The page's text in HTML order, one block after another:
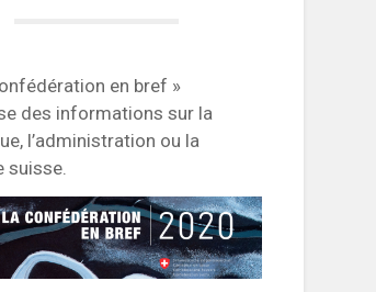
en bref »
des informations sur la
l’administration ou la
suisse.